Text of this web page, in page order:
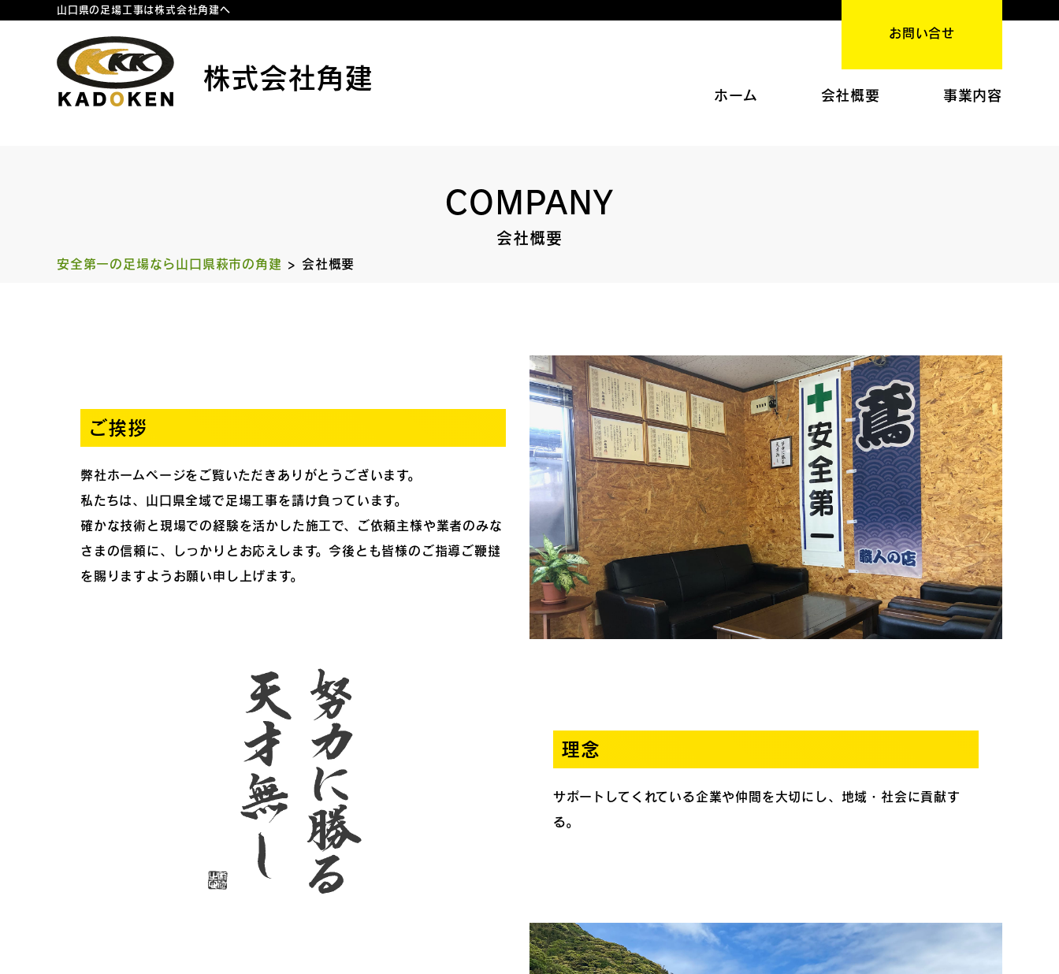
山口県の足場工事は株式会社角建へ
株式会社角建
ホーム 会社概要 事業内容
お問い合せ
COMPANY
会社概要
安全第一の足場なら山口県萩市の角建 > 会社概要
ご挨拶
弊社ホームページをご覧いただきありがとうございます。
私たちは、山口県全域で足場工事を請け負っています。
確かな技術と現場での経験を活かした施工で、ご依頼主様や業者のみな
さまの信頼に、しっかりとお応えします。今後とも皆様のご指導ご鞭撻
を賜りますようお願い申し上げます。
理念
サポートしてくれている企業や仲間を大切にし、地域・社会に貢献す
る。